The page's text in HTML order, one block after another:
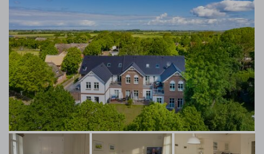
Terrasse 184
Garten 176
Balkon 66
Sauna 186
Kaminofen 153
Spülmaschine 256
Waschmaschine 267
1 Hund